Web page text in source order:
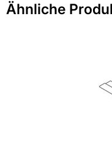
EAN:
Ähnliche